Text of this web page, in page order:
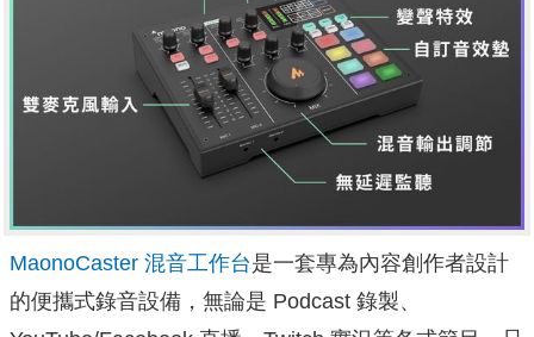
MaonoCaster 混音工作台是一套專為內容創作者設計
的便攜式錄音設備，無論是 Podcast 錄製、